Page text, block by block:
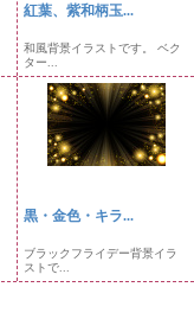
紅葉、紫和柄玉...
和風背景イラストです。 ベク
ター...
黒・金色・キラ...
ブラックフライデー背景イラ
ストで...